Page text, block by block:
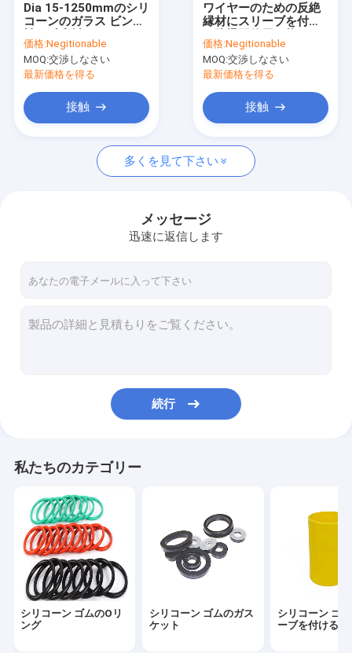
私達に連絡しなさい
ニュース
場合
シリコーン ゴムのOリング
シリコーン ゴムのスリーブを付けること
適性のボディー ビル
医学のシリコーン ゴム
適用範囲が広いシリコーンの管
シリコーン ゴムのコード
ネオプレンのOリング
シリコーンの世帯項目
Dia 15-1250mmのシリ
コーンのガラス ビンの
ンのカップ・ホルダー
の袖
価格:Negitionable
MOQ:交渉しなさい
最新価格を得る
接触
ワイヤーのための反絶
縁材にスリーブを付け
リコーン ゴム
価格:Negitionable
MOQ:交渉しなさい
最新価格を得る
接触
多くを見て下さい
メッセージ
迅速に返信します
続行
私たちのカテゴリー
シリコーン ゴムのOリ
ング
シリコーン ゴムのガス
ケット
シリコーン ゴ
ーブを付けるこ